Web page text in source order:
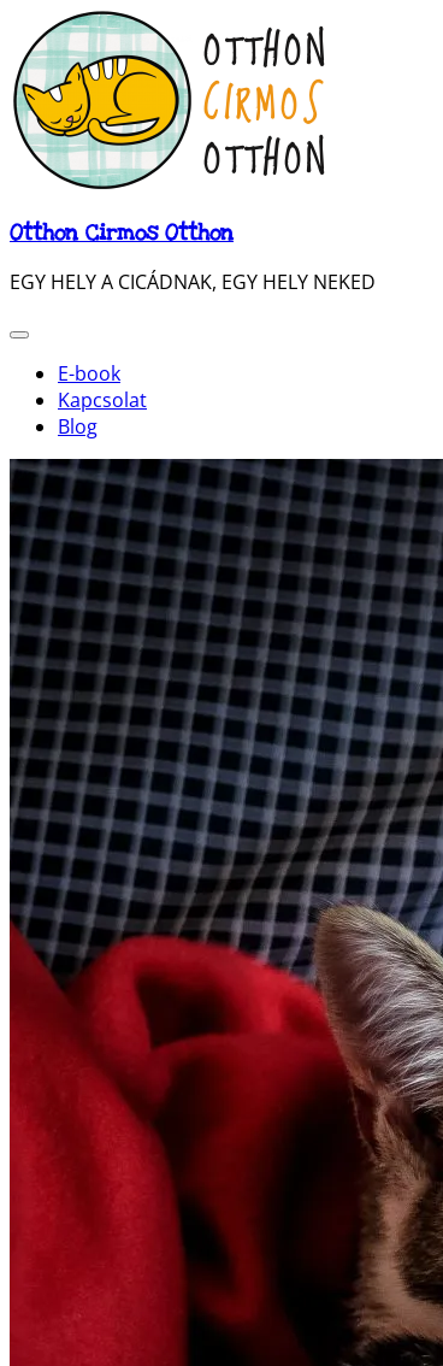
Otthon Cirmos Otthon
EGY HELY A CICÁDNAK, EGY HELY NEKED
E-book
Kapcsolat
Blog